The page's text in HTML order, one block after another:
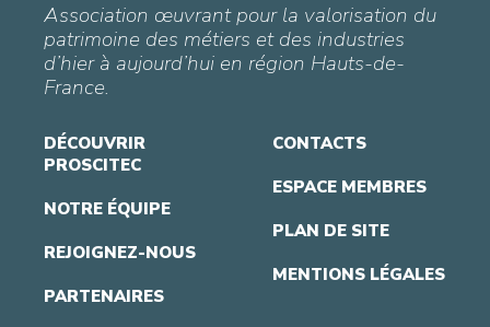
Association œuvrant pour la valorisation du
patrimoine des métiers et des industries
d’hier à aujourd’hui en région Hauts-de-
France.
DÉCOUVRIR
PROSCITEC
NOTRE ÉQUIPE
REJOIGNEZ-NOUS
PARTENAIRES
CONTACTS
ESPACE MEMBRES
PLAN DE SITE
MENTIONS LÉGALES